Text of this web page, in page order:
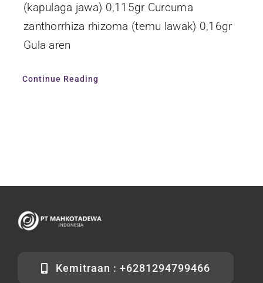
(kapulaga jawa) 0,115gr Curcuma
zanthorrhiza rhizoma (temu lawak) 0,16gr
Gula aren
Continue Reading
Kemitraan : +6281294799466